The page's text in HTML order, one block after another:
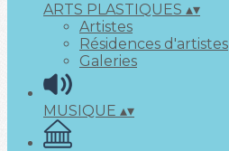
ARTS PLASTIQUES ▴▾
Artistes
Résidences d'artistes
Galeries
MUSIQUE ▴▾